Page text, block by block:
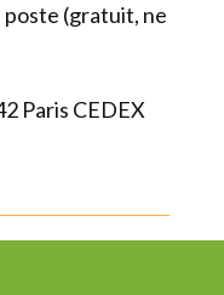
(gratuit, ne
Paris CEDEX